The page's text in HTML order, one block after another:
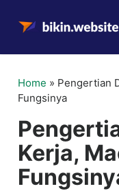
Home » Pengertian
Fungsinya
Kerja,